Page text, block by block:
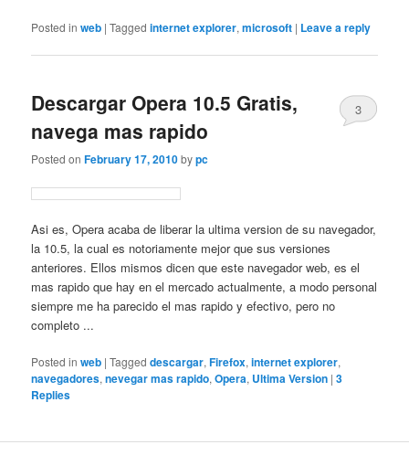
Posted in web |Tagged internet explorer,microsoft | Leave a reply
Descargar Opera 10.5 Gratis,
navega mas rapido
Posted onFebruary 17, 2010bypc
3
Asi es, Opera acaba de liberar la ultima version de su navegador,
la 10.5, la cual es notoriamente mejor que sus versiones
anteriores. Ellos mismos dicen que este navegador web, es el
mas rapido que hay en el mercado actualmente, a modo personal
siempre me ha parecido el mas rapido y efectivo, pero no
completo ...
Posted in web |Tagged descargar,Firefox,internet explorer,
navegadores,nevegar mas rapido,Opera, Ultima Version |3
Replies